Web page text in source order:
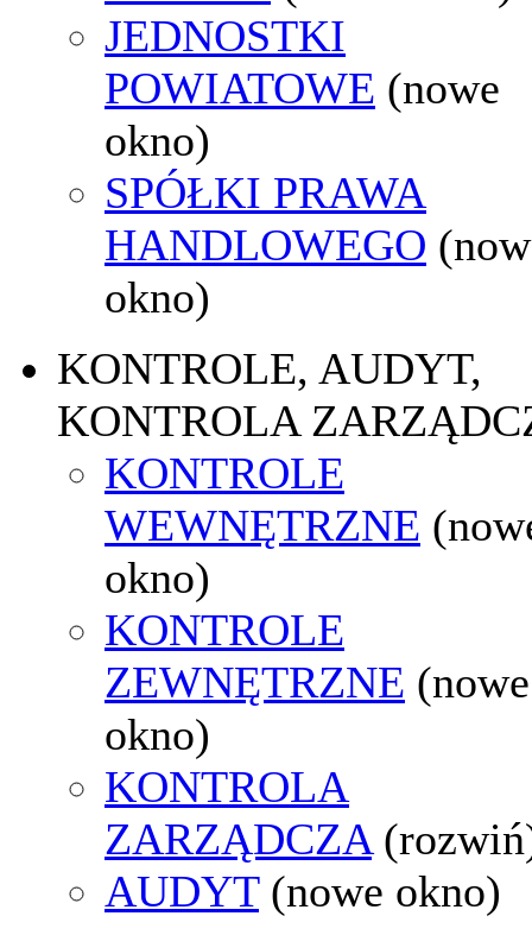
JEDNOSTKI
POWIATOWE (nowe
okno)
SPÓŁKI PRAWA
HANDLOWEGO
okno)
KONTROLE, AUDYT,
KONTROLA
KONTROLE
WEWNĘTRZNE
okno)
KONTROLE
ZEWNĘTRZNE (nowe
okno)
KONTROLA
ZARZĄDCZA
AUDYT (nowe okno)